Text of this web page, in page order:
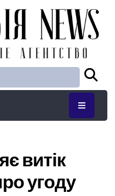
витік
угоду